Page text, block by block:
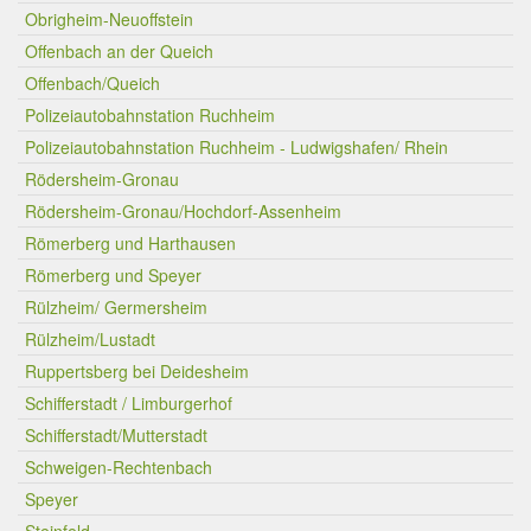
Obrigheim-Neuoffstein
Offenbach an der Queich
Offenbach/Queich
Polizeiautobahnstation Ruchheim
Polizeiautobahnstation Ruchheim - Ludwigshafen/ Rhein
Rödersheim-Gronau
Rödersheim-Gronau/Hochdorf-Assenheim
Römerberg und Harthausen
Römerberg und Speyer
Rülzheim/ Germersheim
Rülzheim/Lustadt
Ruppertsberg bei Deidesheim
Schifferstadt / Limburgerhof
Schifferstadt/Mutterstadt
Schweigen-Rechtenbach
Speyer